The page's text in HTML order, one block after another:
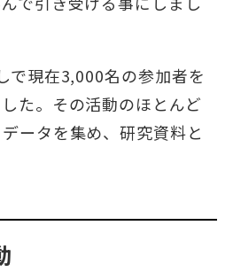
で現在3,000名の参加者を
た。その活動のほとんど
ータを集め、研究資料と